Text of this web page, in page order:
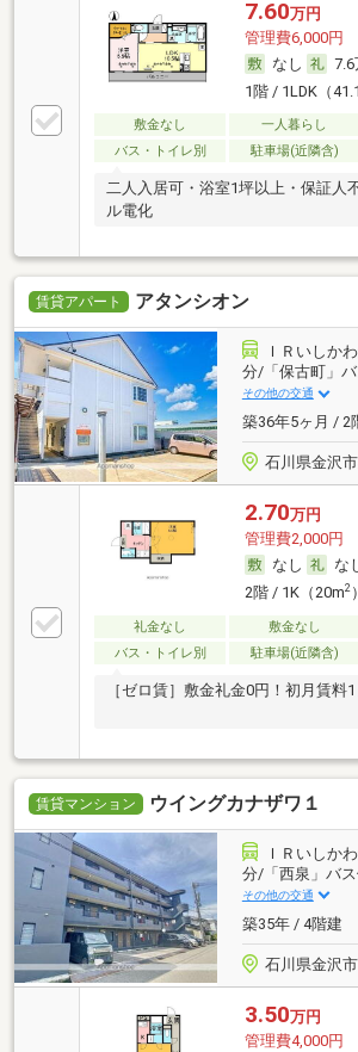
7.60万円
管理費6,000円
なし
7.6
1階 / 1LDK（
敷金なし 一人暮らし
バス・トイレ別
駐車場(近隣含)
二人入居可・浴室1坪以上・保証人
ル電化
賃貸アパート アタンシオン
ＩＲいしか
分/「保古町」
その他の交通
築36年5ヶ月 / 2
石川県金沢
2.70万円
管理費2,000円
なし
な
2階 / 1K（20m2）
礼金なし 敷金なし
バス・トイレ別
駐車場(近隣含)
［ゼロ賃］敷金礼金0円！初月賃料1
賃貸マンション ウイングカナザワ１
ＩＲいしか
分/「西泉」バ
その他の交通
築35年 / 4階建
石川県金沢
3.50万円
管理費4,000円